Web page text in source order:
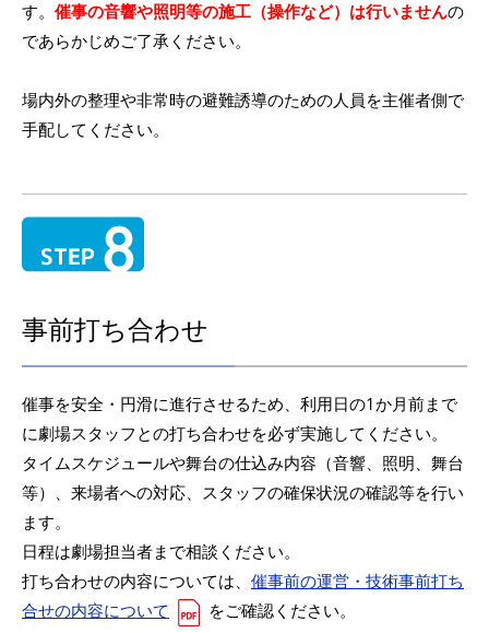
す。 催事の音響や照明等の施工（操作など）は行いませんの
であらかじめご了承ください。
場内外の整理や非常時の避難誘導のための人員を主催者側で
手配してください。
事前打ち合わせ
催事を安全・円滑に進行させるため、利用日の1か月前まで
に劇場スタッフとの打ち合わせを必ず実施してください。
タイムスケジュールや舞台の仕込み内容（音響、照明、舞台
等）、来場者への対応、スタッフの確保状況の確認等を行い
ます。
日程は劇場担当者まで相談ください。
打ち合わせの内容については、 催事前の運営・技術事前打ち
合せの内容について
をご確認ください。